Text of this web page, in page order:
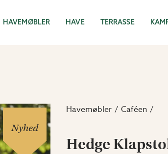
HAVEMØBLER HAVE TERRASSE
Nyhed
Havemøbler Caféen
Hedge